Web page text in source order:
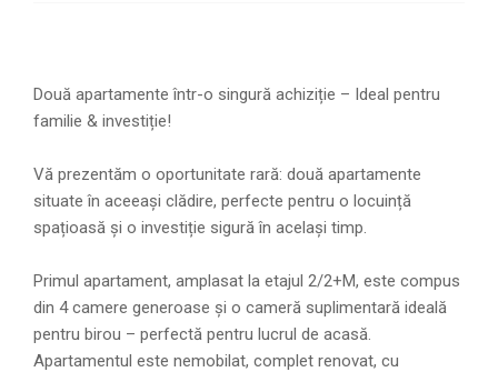
Două apartamente într-o singură achiziție – Ideal pentru
familie & investiție!
Vă prezentăm o oportunitate rară: două apartamente
situate în aceeași clădire, perfecte pentru o locuință
spațioasă și o investiție sigură în același timp.
Primul apartament, amplasat la etajul 2/2+M, este compus
din 4 camere generoase și o cameră suplimentară ideală
pentru birou – perfectă pentru lucrul de acasă.
Apartamentul este nemobilat, complet renovat, cu